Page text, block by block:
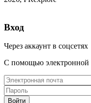
Вход
Через аккаунт в соцсетях
С помощью электронной